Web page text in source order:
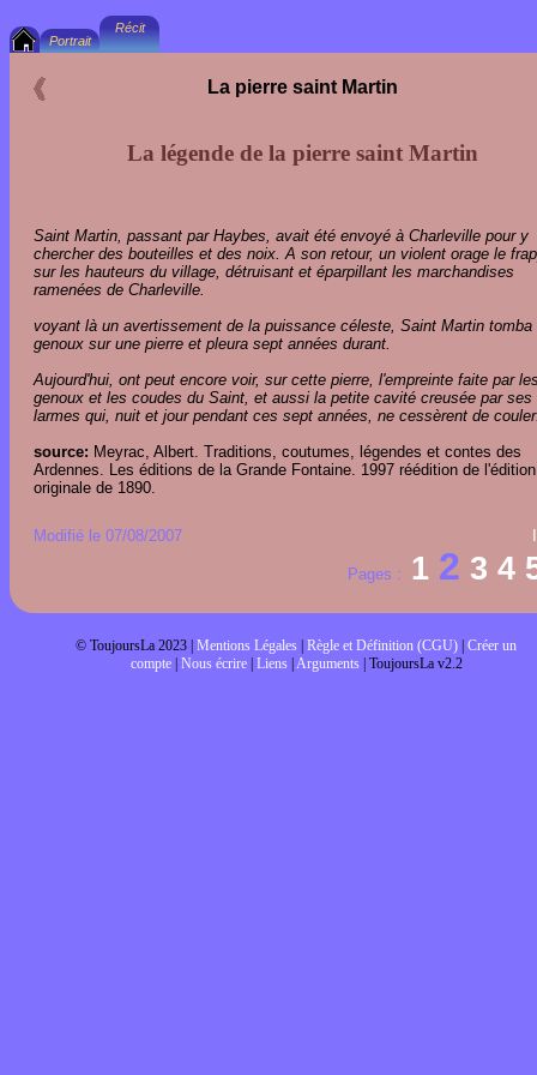
La pierre saint Martin
La légende de la pierre saint Martin
Saint Martin, passant par Haybes, avait été envoyé à Charleville pour y
chercher des bouteilles et des noix. A son retour, un violent orage le
sur les hauteurs du village, détruisant et éparpillant les marchandises
ramenées de Charleville.
voyant là un avertissement de la puissance céleste, Saint Martin tomba
genoux sur une pierre et pleura sept années durant.
Aujourd'hui, ont peut encore voir, sur cette pierre, l'empreinte faite par
genoux et les coudes du Saint, et aussi la petite cavité creusée par ses
larmes qui, nuit et jour pendant ces sept années, ne cessèrent de
source: Meyrac, Albert. Traditions, coutumes, légendes et contes des
Ardennes. Les éditions de la Grande Fontaine. 1997 réédition de l'édition
originale de 1890.
Modifié le 07/08/2007
Pages : 1 2 3 4
© ToujoursLa 2023 | Mentions Légales Règle et Définition (CGU) Créer un
compte| Nous écrire| Liens| Arguments| ToujoursLa v2.2